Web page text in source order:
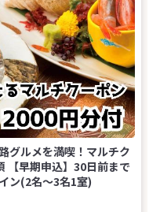
グルメを満喫！マルチク
【早期申込】30日前まで
ン(2名～3名1室)